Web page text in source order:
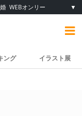
WEBオンリー ▼
ング イラスト展